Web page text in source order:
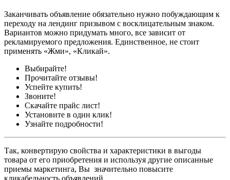
Заканчивать объявление обязательно нужно побуждающим к
переходу на лендинг призывом с восклицательным знаком.
Вариантов можно придумать много, все зависит от
рекламируемого предложения. Единственное, не стоит
применять «Жми», «Кликай».
Выбирайте!
Прочитайте отзывы!
Успейте купить!
Звоните!
Скачайте прайс лист!
Установите в один клик!
Узнайте подробности!
Так, конвертирую свойства и характеристики в выгоды
товара от его приобретения и используя другие описанные
приемы маркетинга, Вы значительно повысите
кликабельность объявлений.